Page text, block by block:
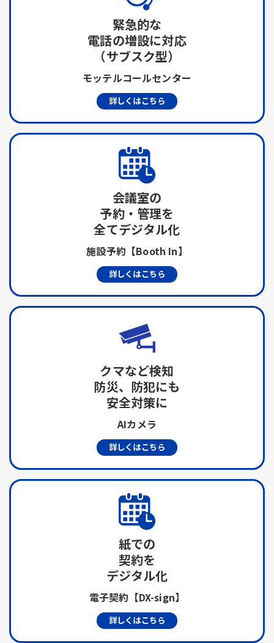
緊急的な
電話の増設に対応
（サブスク型）
モッテルコールセンター
詳しくはこちら
会議室の
予約・管理を
全てデジタル化
施設予約【Booth In】
詳しくはこちら
クマなど検知
防災、防犯にも
安全対策に
AIカメラ
詳しくはこちら
紙での
契約を
デジタル化
電子契約【DX-sign】
詳しくはこちら